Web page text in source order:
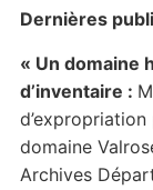
Dernières
« Un domaine
d’inventaire :
domaine
Archives